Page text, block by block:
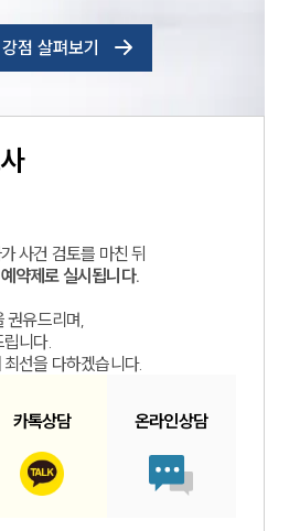
점 살펴보기
사건 검토를 마친 뒤
약제로 실시됩니다.
유드리며,
니다.
선을 다하겠습니다.
카톡상담 온라인상담